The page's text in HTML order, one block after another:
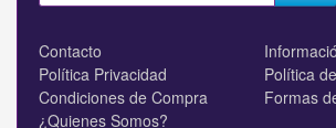
Contacto
Política Privacidad
Política
Condiciones de Compra
Formas
¿Quienes Somos?